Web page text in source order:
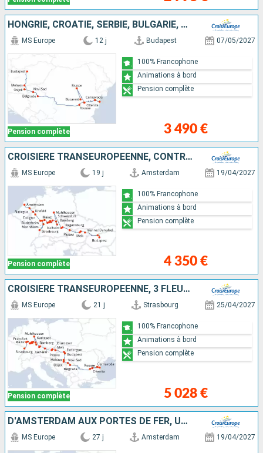
HONGRIE, CROATIE, SERBIE, BULGARIE, ROUMANIE
Pension complète
MS Europe 12 j Budapest 07/05/2027
3 490 €
100% Francophone
Animations à bord
Pension complète
CROISIÈRE TRANSEUROPÉENNE, CONTRASTE DES CULTURES D'AMSTERDAM À BUDAPEST
Pension complète
MS Europe 19 j Amsterdam 19/04/2027
4 350 €
100% Francophone
Animations à bord
Pension complète
CROISIÈRE TRANSEUROPÉENNE, 3 FLEUVES, LE RHIN, LE MAIN ET LE DANUBE - DE L'EUROPE OCCIDENTALE À L'EUROPE DE L'EST DÉCOUVREZ LEURS RICHESSES CULTURELLES ET PATRIMONIALES
Pension complète
MS Europe 21 j Strasbourg 25/04/2027
5 028 €
100% Francophone
Animations à bord
Pension complète
D'AMSTERDAM AUX PORTES DE FER, UNE FABULEUSE CROISIÈRE SUR LES EAUX EUROPÉENNES
MS Europe 27 j Amsterdam 19/04/2027